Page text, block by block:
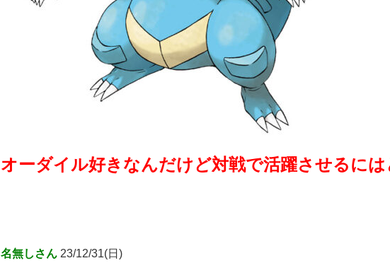
オーダイル好きなんだけど対戦で活躍させるに
名無しさん 23/12/31(日)